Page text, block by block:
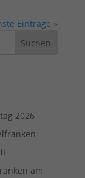
Einträge »
2026
am